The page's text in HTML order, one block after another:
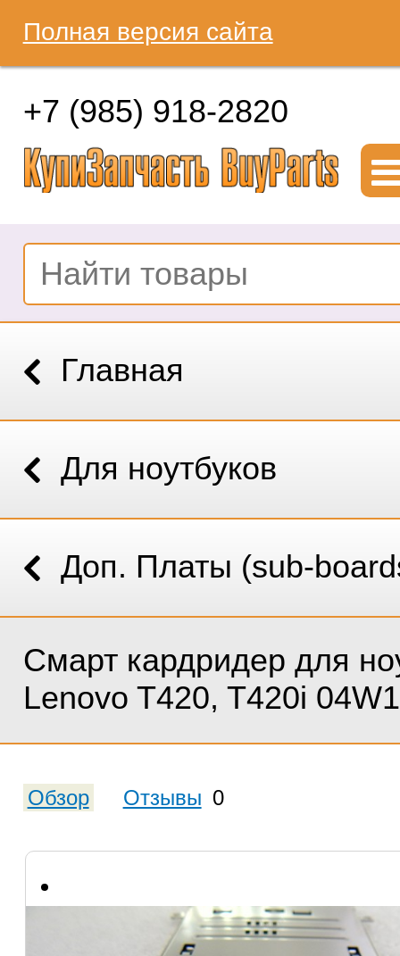
Полная версия сайта
+7 (985) 918-2820
Главная
Для ноутбуков
Доп. Платы (sub-
Смарт кардридер для
Lenovo T420, T420i
Обзор Отзывы 0